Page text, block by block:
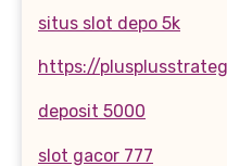
situs slot depo 5k
https://
deposit 5000
slot gacor 777